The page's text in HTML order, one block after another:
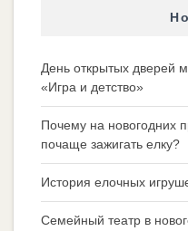
День открытых дверей
«Игра и детство»
Почему на новогодних
почаще зажигать елку?
История елочных
Семейный театр в